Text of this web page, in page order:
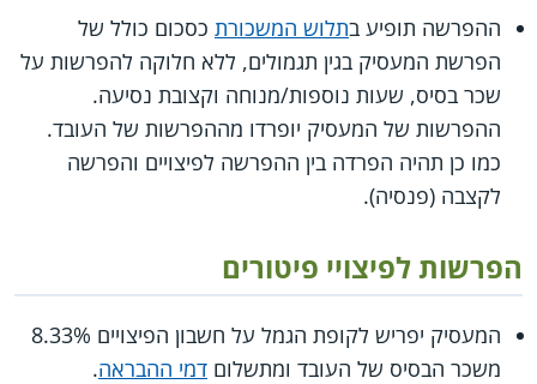
ההפרשה תופיע בתלוש המשכורת כסכום כולל של
הפרשת המעסיק בגין תגמולים, ללא חלוקה להפרשות על
שכר בסיס, שעות נוספות/מנוחה וקצובת נסיעה.
ההפרשות של המעסיק יופרדו מההפרשות של העובד.
כמו כן תהיה הפרדה בין ההפרשה לפיצויים והפרשה
לקצבה (פנסיה).
הפרשות לפיצויי פיטורים
המעסיק יפריש לקופת הגמל על חשבון הפיצויים 8.33%
משכר הבסיס של העובד ומתשלום דמי ההבראה.